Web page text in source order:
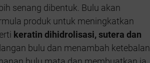
senang dibentuk. Bulu akan
produk untuk meningkatkan
keratin dihidrolisasi, sutera dan
bulu dan menambah ketebalan